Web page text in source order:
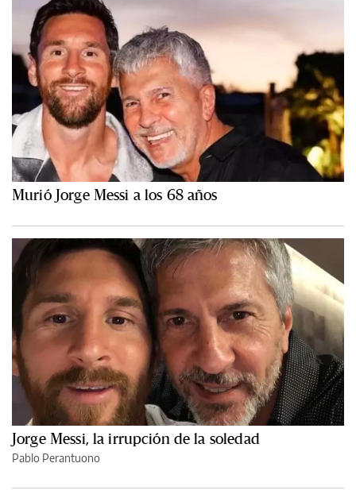
Murió Jorge Messi a los 68 años
Jorge Messi, la irrupción de la soledad
Pablo Perantuono